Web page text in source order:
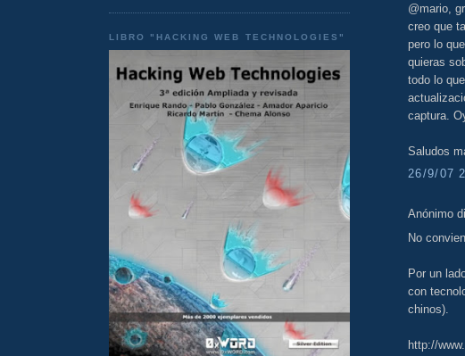
LIBRO "HACKING WEB TECHNOLOGIES"
@mario,
creo que
pero lo
quieras
todo lo
captura.
Saludos
26/9/07
Anónimo
No
Por un
con
chinos).
http://